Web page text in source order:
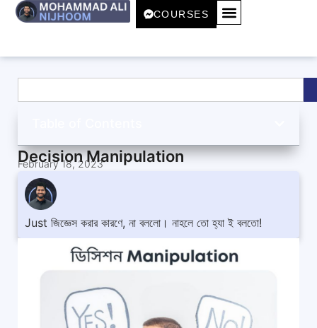
COURSES
Decision Manipulation
February 18, 2023
Just জিজ্ঞেস করার কারণে, না বললো। নাহলে তো হ্যা ই বলতো!